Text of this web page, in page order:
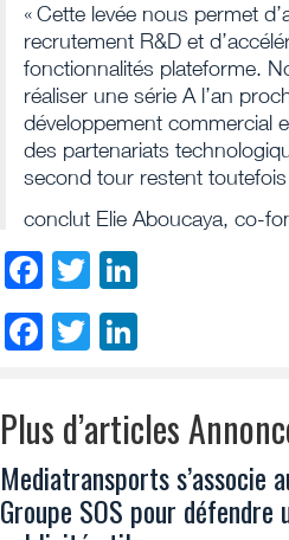
« Cette levée nous permet
recrutement R&D et
fonctionnalités plateforme.
réaliser une série A l’an
développement commercial
des partenariats
second tour restent toutefois
conclut Elie Aboucaya, co-
Facebook
Twitter
Facebook
Twitter
Plus d’articles
Mediatransports s’associe
Groupe SOS pour défendre